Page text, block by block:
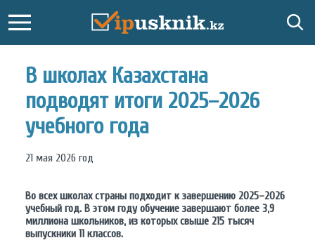
В школах Казахстана
подводят итоги 2025–2026
учебного года
21 мая 2026 год
Во всех школах страны подходит к завершению 2025–2026
учебный год. В этом году обучение завершают более 3,9
миллиона школьников, из которых свыше 215 тысяч
выпускники 11 классов.